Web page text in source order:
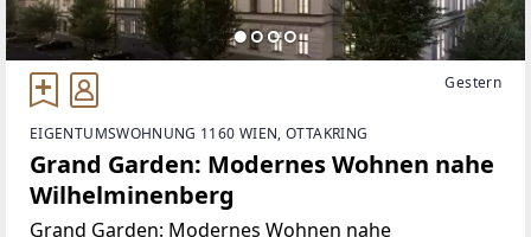
Gestern
EIGENTUMSWOHNUNG 1160 WIEN, OTTAKRING
Grand Garden: Modernes Wohnen nahe
Wilhelminenberg
Grand Garden: Modernes Wohnen nahe